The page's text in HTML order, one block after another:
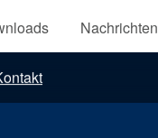
Nachrichten